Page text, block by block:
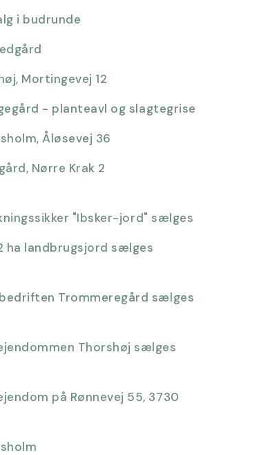
i budrunde
Mortingevej 12
- planteavl og slagtegrise
Åløsevej 36
Nørre Krak 2
"Ibsker-jord" sælges
ha landbrugsjord sælges
Trommeregård sælges
Thorshøj sælges
på Rønnevej 55, 3730